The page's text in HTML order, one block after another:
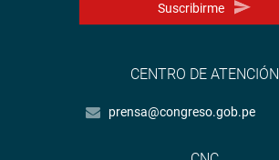
Suscribirme
CENTRO DE ATENCIÓN
prensa@congreso.gob.pe